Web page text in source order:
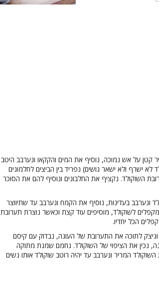
על אש נמוכה, נוסיף את המים והקקאו ונערבב היטב
ישרף ולא ישאר גושים) נפריד בין הביצים לחלמונים
השוקולד. נקציף את החלבונים ונוסיף להם את הסוכר
ונערבב בעדינות, נוסיף את הקמח ונערבב עד שתיווצר
לשוקולד, מוסיפים עוד קצת וכאשר נוצרת תערובת
הכל יחדיו.
תבנית וניצק לתוכה את התערובת של העוגה, נבדוק עם קיסם
25 דק. שהיא מוכנה, נכין את הציפוי של השוקולד. נחמם שמנת מתוקה
המריר ונערבב עד יהיה רוטב שוקולד אותו נשים